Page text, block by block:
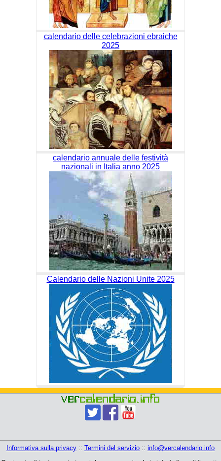
calendario delle celebrazioni ebraiche
2025
calendario annuale delle festività
nazionali in Italia anno 2025
Calendario delle Nazioni Unite 2025
Informativa sulla privacy :: Termini del servizio :: info@vercalendario.info